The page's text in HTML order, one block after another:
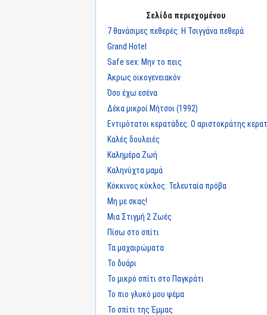
Σελίδα περιεχομένου
7 θανάσιμες πεθερές: Η Τσιγγάνα πεθερά
Grand Hotel
Safe sex: Μην το πεις
Άκρως οικογενειακόν
Όσο έχω εσένα
Δέκα μικροί Μήτσοι (1992)
Εντιμότατοι κερατάδες: Ο αριστοκράτης
Καλές δουλειές
Καλημέρα Ζωή
Καληνύχτα μαμά
Κόκκινος κύκλος: Τελευταία πρόβα
Μη με σκας!
Μια Στιγμή 2 Ζωές
Πίσω στο σπίτι
Τα μαχαιρώματα
Το δυάρι
Το μικρό σπίτι στο Παγκράτι
Το πιο γλυκό μου ψέμα
Το σπίτι της Έμμας